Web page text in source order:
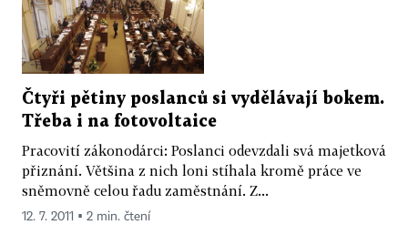
Čtyři pětiny poslanců si vydělávají bokem.
Třeba i na fotovoltaice
Pracovití zákonodárci: Poslanci odevzdali svá majetková
přiznání. Většina z nich loni stíhala kromě práce ve
sněmovně celou řadu zaměstnání. Z...
12. 7. 2011 ▪ 2 min. čtení